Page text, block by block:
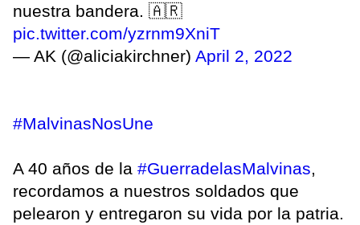
nuestra bandera. 🇦🇷
pic.twitter.com/yzrnm9XniT
— AK (@aliciakirchner) April 2, 2022
#MalvinasNosUne
A 40 años de la #GuerradelasMalvinas,
recordamos a nuestros soldados que
pelearon y entregaron su vida por la patria.